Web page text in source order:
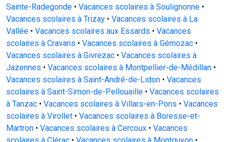
Sainte-Radegonde • Vacances scolaires à Soulignonne •
Vacances scolaires à Trizay • Vacances scolaires à La
Vallée • Vacances scolaires aux Essards • Vacances
scolaires à Cravans • Vacances scolaires à Gémozac •
Vacances scolaires à Givrezac • Vacances scolaires à
Jazennes • Vacances scolaires à Montpellier-de-Médillan •
Vacances scolaires à Saint-André-de-Lidon • Vacances
scolaires à Saint-Simon-de-Pellouaille • Vacances scolaires
à Tanzac • Vacances scolaires à Villars-en-Pons • Vacances
scolaires à Virollet • Vacances scolaires à Boresse-et-
Martron • Vacances scolaires à Cercoux • Vacances